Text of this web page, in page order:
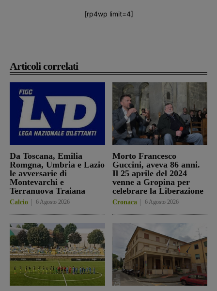
Articoli correlati
Da Toscana, Emilia
Romgna, Umbria e Lazio
le avversarie di
Montevarchi e
Terranuova Traiana
Calcio 6 Agosto 2026
Morto Francesco
Guccini, aveva 86 anni.
Il 25 aprile del 2024
venne a Gropina per
celebrare la Liberazione
Cronaca 6 Agosto 2026
[rp4wp limit=4]